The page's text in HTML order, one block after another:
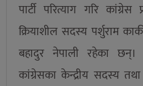
पार्टी परित्याग गरि
क्रियाशील सदस्य पर्शुराम
बहादुर नेपाली रहेका छन्।
कांग्रेसका केन्द्रीय सदस्य